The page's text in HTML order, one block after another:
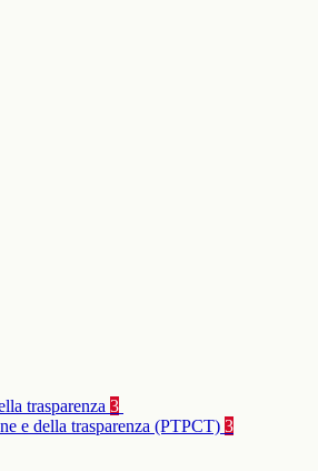
trasparenza 3
e della trasparenza (PTPCT) 3